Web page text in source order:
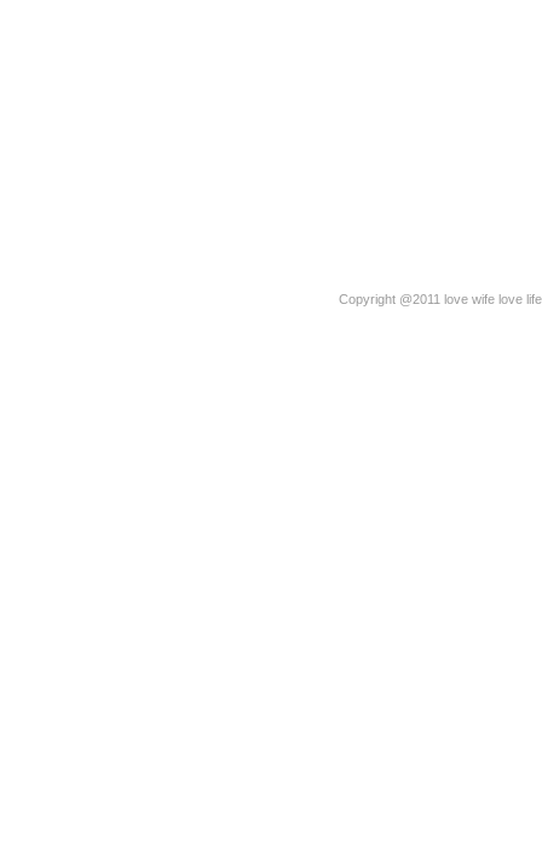
Copyright @2011 love wife love